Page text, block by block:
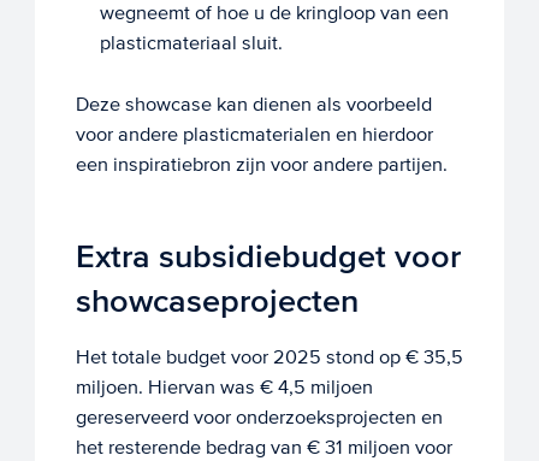
wegneemt of hoe u de kringloop van een
plasticmateriaal sluit.
Deze showcase kan dienen als voorbeeld
voor andere plasticmaterialen en hierdoor
een inspiratiebron zijn voor andere partijen.
Extra subsidiebudget voor
showcaseprojecten
Het totale budget voor 2025 stond op € 35,5
miljoen. Hiervan was € 4,5 miljoen
gereserveerd voor onderzoeksprojecten en
het resterende bedrag van € 31 miljoen voor